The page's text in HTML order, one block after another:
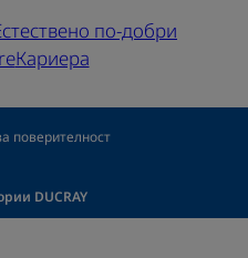
по-добри
Кариера
поверителност
DUCRAY